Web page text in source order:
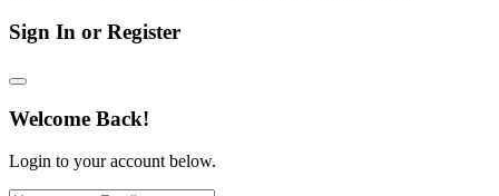
Sign In or Register
Welcome Back!
Login to your account below.